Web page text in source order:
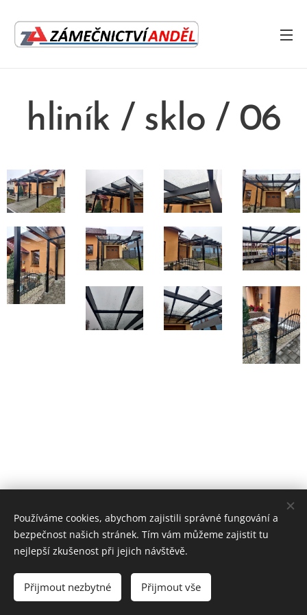
hliník / sklo / 06
© 2025 ZamečnictvíANDĚL Údolní 255 Jemnice 67531
Cookies
Používáme cookies, abychom zajistili správné fungování a
bezpečnost našich stránek. Tím vám můžeme zajistit tu
nejlepší zkušenost při jejich návštěvě.
Přijmout nezbytné Přijmout vše